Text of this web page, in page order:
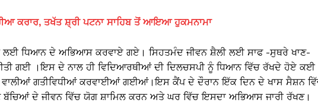
ਕਰਾਰ, ਤਖੱਤ ਸ਼੍ਰੀ ਪਟਨਾ ਸਾਹਿਬ ਤੋਂ ਆਇਆ ਹੁਕਮਨਾਮਾ
ਲਈ ਧਿਆਨ ਦੇ ਅਭਿਆਸ ਕਰਵਾਏ ਗਏ। ਸਿਹਤਮੰਦ ਜੀਵਨ ਸ਼ੈਲੀ ਲਈ ਸਾਫ -ਸੁਥਰੇ ਖਾਣ-
ਗਈ ।ਇਸ ਦੇ ਨਾਲ ਹੀ ਵਿਦਿਆਰਥੀਆਂ ਦੀ ਦਿਲਚਸਪੀ ਨੂੰ ਧਿਆਨ ਵਿੱਚ ਰੱਖਦੇ ਹੋਏ ਕਈ
ਗਤੀਵਿਧੀਆਂ ਕਰਵਾਈਆਂ ਗਈਆਂ।ਇਸ ਕੈਂਪ ਦੇ ਦੌਰਾਨ ਇੱਕ ਦਿਨ ਦੇ ਖਾਸ ਸੈਸ਼ਨ
ਦੇ ਜੀਵਨ ਵਿੱਚ ਯੋਗ ਸ਼ਾਮਿਲ ਕਰਨ ਅਤੇ ਘਰ ਵਿੱਚ ਇਸਦਾ ਅਭਿਆਸ ਜਾਰੀ ਰੱਖਣ।